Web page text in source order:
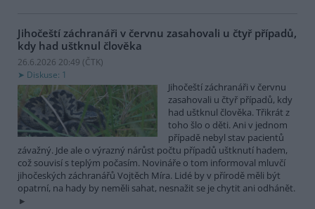
Jihočeští záchranáři v červnu zasahovali u čtyř případů,
kdy had uštknul člověka
26.6.2026 20:49 (ČTK)
Diskuse: 1
Jihočeští záchranáři v červnu
zasahovali u čtyř případů, kdy
had uštknul člověka. Třikrát z
toho šlo o děti. Ani v jednom
případě nebyl stav pacientů
závažný. Jde ale o výrazný nárůst počtu případů uštknutí hadem,
což souvisí s teplým počasím. Novináře o tom informoval mluvčí
jihočeských záchranářů Vojtěch Míra. Lidé by v přírodě měli být
opatrní, na hady by neměli sahat, nesnažit se je chytit ani odhánět.